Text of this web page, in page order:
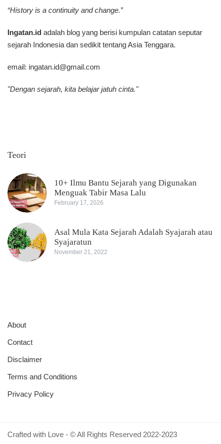
“History is a continuity and change.”
Ingatan.id adalah blog yang berisi kumpulan catatan seputar
sejarah Indonesia dan sedikit tentang Asia Tenggara.
email: ingatan.id@gmail.com
"Dengan sejarah, kita belajar jatuh cinta."
Teori
10+ Ilmu Bantu Sejarah yang Digunakan
Menguak Tabir Masa Lalu
February 17, 2026
Asal Mula Kata Sejarah Adalah Syajarah atau
Syajaratun
November 21, 2022
About
Contact
Disclaimer
Terms and Conditions
Privacy Policy
Crafted with Love - © All Rights Reserved 2022-2023